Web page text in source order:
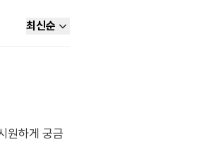
최신순
원하게 궁금